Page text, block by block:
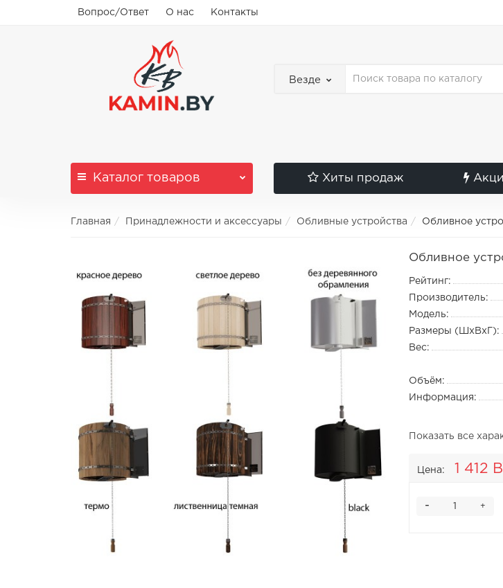
Вопрос/Ответ О нас Контакты
Везде
Каталог товаров Хиты продаж
Главная Принадлежности и аксессуары Обливные устройства Обливное
Обливное
Рейтинг:
Производитель:
Модель:
Размеры (ШхВхГ):
Вес:
Объём:
Информация:
Показать все
Цена: 1 412
+
-